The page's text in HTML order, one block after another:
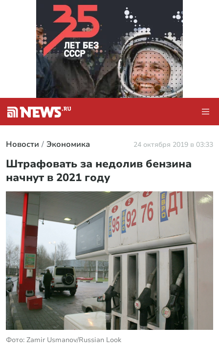
Новости Экономика 24 октября 2019 в 03:33
Штрафовать за недолив бензина
начнут в 2021 году
Фото: Zamir Usmanov/Russian Look